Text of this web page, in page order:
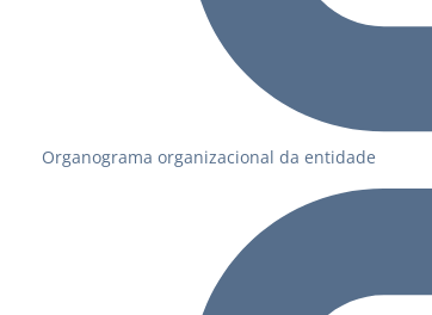
Organograma organizacional da entidade